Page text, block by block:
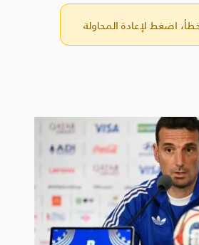
اضغط لإعادة المحاولة